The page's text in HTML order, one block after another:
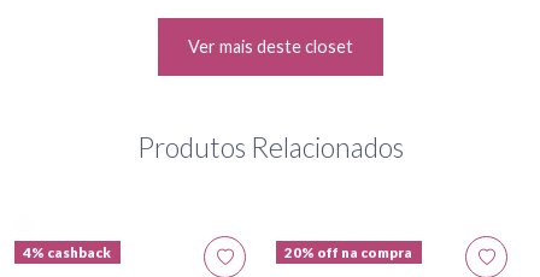
Ver mais deste closet
Produtos Relacionados
4% cashback 20% off na compra